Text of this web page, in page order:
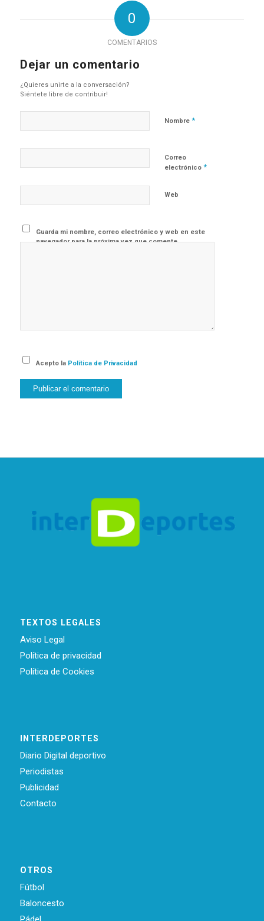
0
COMENTARIOS
Dejar un comentario
¿Quieres unirte a la conversación?
Siéntete libre de contribuir!
Nombre *
Correo
electrónico *
Web
Guarda mi nombre, correo electrónico y web en este
navegador para la próxima vez que comente.
Acepto la Política de Privacidad
TEXTOS LEGALES
Aviso Legal
Política de privacidad
Política de Cookies
INTERDEPORTES
Diario Digital deportivo
Periodistas
Publicidad
Contacto
OTROS
Fútbol
Baloncesto